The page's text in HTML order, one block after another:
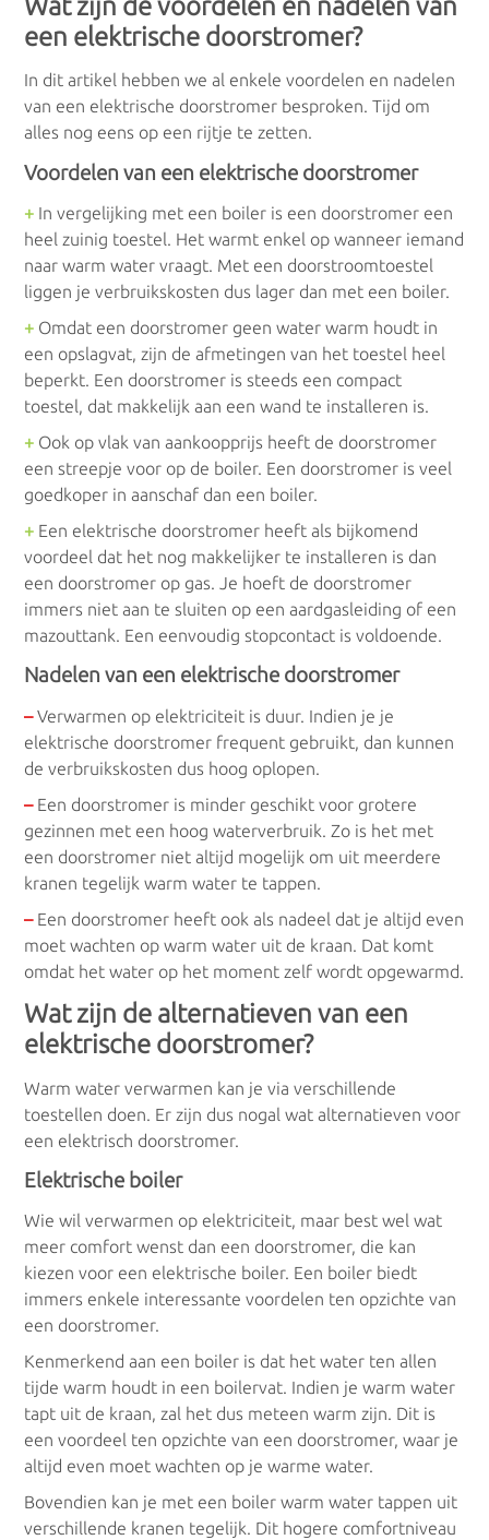
een elektrische doorstromer?
In dit artikel hebben we al enkele voordelen en nadelen
van een elektrische doorstromer besproken. Tijd om
alles nog eens op een rijtje te zetten.
Voordelen van een elektrische doorstromer
+ In vergelijking met een boiler is een doorstromer een
heel zuinig toestel. Het warmt enkel op wanneer iemand
naar warm water vraagt. Met een doorstroomtoestel
liggen je verbruikskosten dus lager dan met een boiler.
+ Omdat een doorstromer geen water warm houdt in
een opslagvat, zijn de afmetingen van het toestel heel
beperkt. Een doorstromer is steeds een compact
toestel, dat makkelijk aan een wand te installeren is.
+ Ook op vlak van aankoopprijs heeft de doorstromer
een streepje voor op de boiler. Een doorstromer is veel
goedkoper in aanschaf dan een boiler.
+ Een elektrische doorstromer heeft als bijkomend
voordeel dat het nog makkelijker te installeren is dan
een doorstromer op gas. Je hoeft de doorstromer
immers niet aan te sluiten op een aardgasleiding of een
mazouttank. Een eenvoudig stopcontact is voldoende.
Nadelen van een elektrische doorstromer
–Verwarmen op elektriciteit is duur. Indien je je
elektrische doorstromer frequent gebruikt, dan kunnen
de verbruikskosten dus hoog oplopen.
–Een doorstromer is minder geschikt voor grotere
gezinnen met een hoog waterverbruik. Zo is het met
een doorstromer niet altijd mogelijk om uit meerdere
kranen tegelijk warm water te tappen.
–Een doorstromer heeft ook als nadeel dat je altijd even
moet wachten op warm water uit de kraan. Dat komt
omdat het water op het moment zelf wordt opgewarmd.
Wat zijn de alternatieven van een
elektrische doorstromer?
Warm water verwarmen kan je via verschillende
toestellen doen. Er zijn dus nogal wat alternatieven voor
een elektrisch doorstromer.
Elektrische boiler
Wie wil verwarmen op elektriciteit, maar best wel wat
meer comfort wenst dan een doorstromer, die kan
kiezen voor een elektrische boiler. Een boiler biedt
immers enkele interessante voordelen ten opzichte van
een doorstromer.
Kenmerkend aan een boiler is dat het water ten allen
tijde warm houdt in een boilervat. Indien je warm water
tapt uit de kraan, zal het dus meteen warm zijn. Dit is
een voordeel ten opzichte van een doorstromer, waar je
altijd even moet wachten op je warme water.
Bovendien kan je met een boiler warm water tappen uit
verschillende kranen tegelijk. Dit hogere comfortniveau